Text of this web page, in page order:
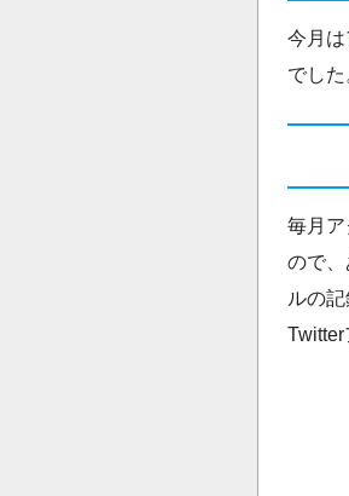
今月は
でした
毎月
ので
ルの
Twitter